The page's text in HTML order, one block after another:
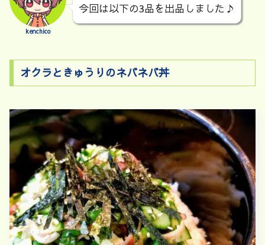
kenchico
今回は以下の3品を出品しました♪
オクラときゅうりのネバネバ丼